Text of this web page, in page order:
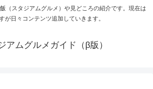
（スタジアムグルメ）や見どころの紹介です。現在は
が日々コンテンツ追加していきます。
アムグルメガイド（β版）